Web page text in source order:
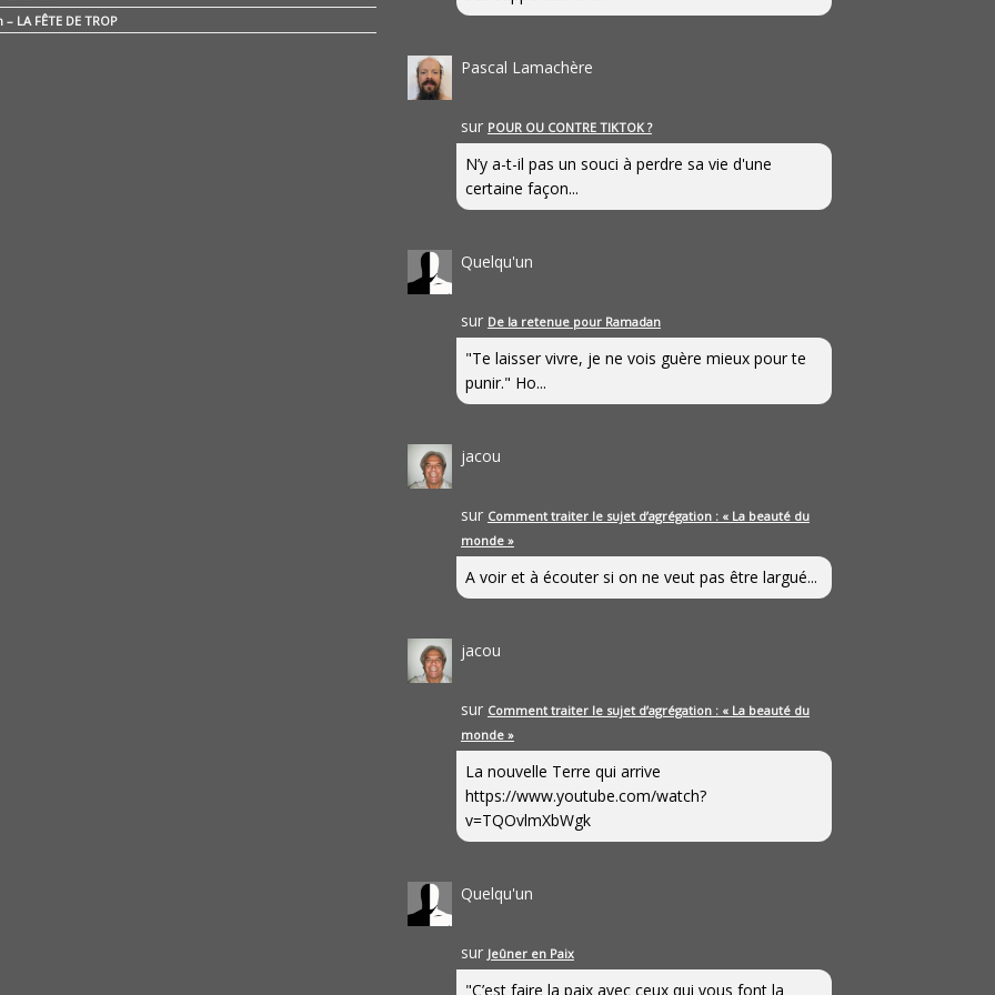
LA FÊTE DE TROP
Pascal Lamachère
sur POUR OU CONTRE TIKTOK ?
N’y a-t-il pas un souci à perdre sa vie d'une
certaine façon...
Quelqu'un
sur De la retenue pour Ramadan
"Te laisser vivre, je ne vois guère mieux pour te
punir." Ho...
jacou
sur Comment traiter le sujet d’agrégation : « La beauté du
monde »
A voir et à écouter si on ne veut pas être largué...
jacou
sur Comment traiter le sujet d’agrégation : « La beauté du
monde »
La nouvelle Terre qui arrive
https://www.youtube.com/watch?
v=TQOvlmXbWgk
Quelqu'un
sur Jeûner en Paix
"C’est faire la paix avec ceux qui vous font la